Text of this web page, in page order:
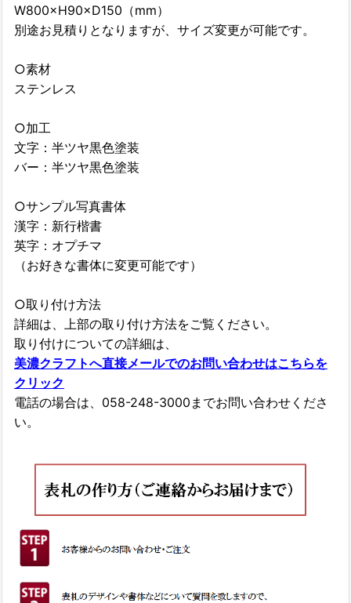
W800×H90×D150（mm）
別途お見積りとなりますが、サイズ変更が可能です。
○素材
ステンレス
○加工
文字：半ツヤ黒色塗装
バー：半ツヤ黒色塗装
○サンプル写真書体
漢字：新行楷書
英字：オプチマ
（お好きな書体に変更可能です）
○取り付け方法
詳細は、上部の取り付け方法をご覧ください。
取り付けについての詳細は、
美濃クラフトへ直接メールでのお問い合わせはこちらを
クリック
電話の場合は、058-248-3000までお問い合わせくださ
い。